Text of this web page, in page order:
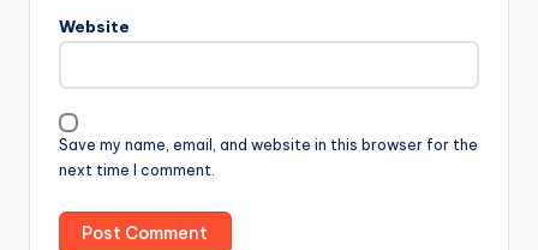
Website
Save my name, email, and website in this browser for the
next time I comment.